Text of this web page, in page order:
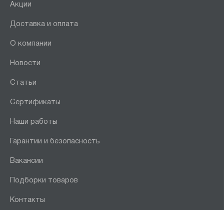
Акции
Доставка и оплата
О компании
Новости
Статьи
Сертификаты
Наши работы
Гарантии и безопасность
Вакансии
Подборки товаров
Контакты